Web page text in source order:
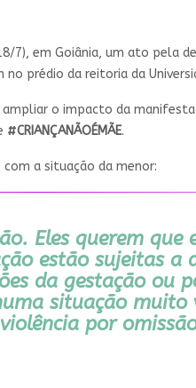
em Goiânia, um ato pela
prédio da reitoria da
o impacto da
#CRIANÇANÃOÉMÃE.
a situação da menor:
Eles querem
estão sujeitas a
da gestação ou
situação
por